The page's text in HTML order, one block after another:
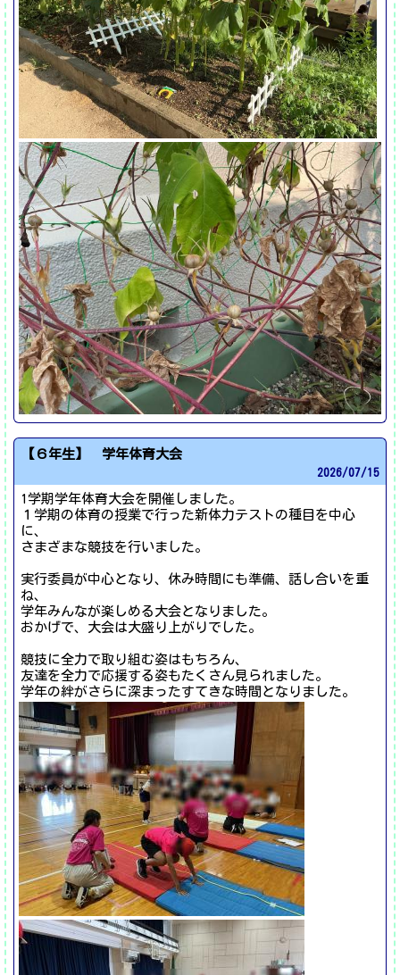
【６年生】 学年体育大会
2026/07/15
1学期学年体育大会を開催しました。
１学期の体育の授業で行った新体力テストの種目を中心
に、
さまざまな競技を行いました。
実行委員が中心となり、休み時間にも準備、話し合いを重
ね、
学年みんなが楽しめる大会となりました。
おかげで、大会は大盛り上がりでした。
競技に全力で取り組む姿はもちろん、
友達を全力で応援する姿もたくさん見られました。
学年の絆がさらに深まったすてきな時間となりました。